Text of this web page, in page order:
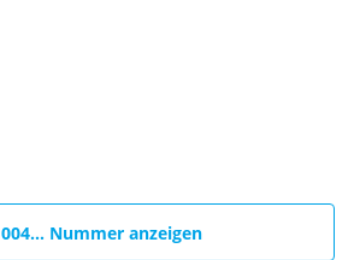
004... Nummer anzeigen